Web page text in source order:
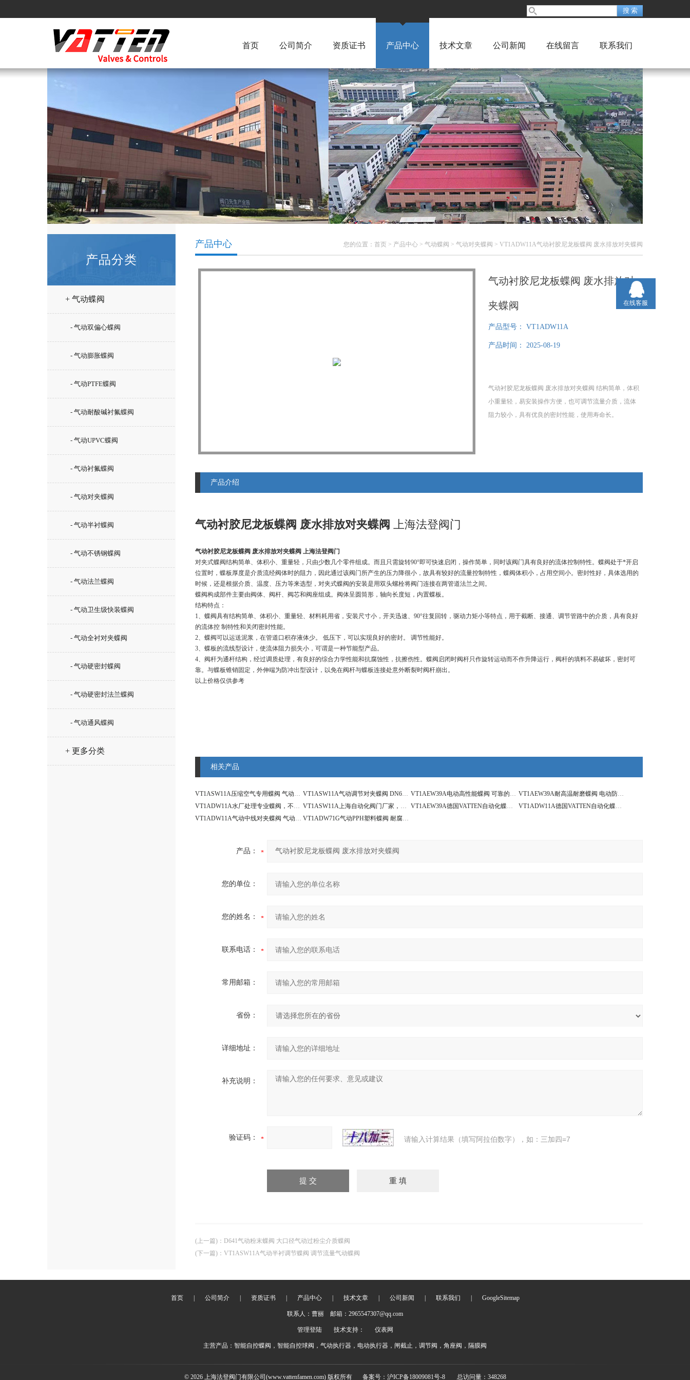
首页 公司简介 资质证书 产品中心 技术文章 公司新闻 在线留言 联系我们
产品分类
+ 气动蝶阀
- 气动双偏心蝶阀
- 气动膨胀蝶阀
- 气动PTFE蝶阀
- 气动耐酸碱衬氟蝶阀
- 气动UPVC蝶阀
- 气动衬氟蝶阀
- 气动对夹蝶阀
- 气动半衬蝶阀
- 气动不锈钢蝶阀
- 气动法兰蝶阀
- 气动卫生级快装蝶阀
- 气动全衬对夹蝶阀
- 气动硬密封蝶阀
- 气动硬密封法兰蝶阀
- 气动通风蝶阀
+ 更多分类
您的位置： 首页 > 产品中心 > 气动蝶阀 > 气动对夹蝶阀 > VT1ADW11A气动衬胶尼龙板蝶阀 废水排放对夹蝶阀
产品中心
气动衬胶尼龙板蝶阀 废水排放对
夹蝶阀
产品型号： VT1ADW11A
产品时间： 2025-08-19
气动衬胶尼龙板蝶阀 废水排放对夹蝶阀 结构简单，体积
小重量轻，易安装操作方便，也可调节流量介质，流体
阻力较小，具有优良的密封性能，使用寿命长。
产品介绍
气动衬胶尼龙板蝶阀 废水排放对夹蝶阀 上海法登阀门
气动衬胶尼龙板蝶阀 废水排放对夹蝶阀 上海法登阀门
对夹式蝶阀结构简单、体积小、重量轻，只由少数几个零件组成。而且只需旋转90°即可快速启闭，操作简单，同时该阀门具有良好的流体控制特性。蝶阀处于*开启
位置时，蝶板厚度是介质流经阀体时的阻力，因此通过该阀门所产生的压力降很小，故具有较好的流量控制特性，蝶阀体积小，占用空间小。密封性好，具体选用的
时候，还是根据介质、温度、压力等来选型，对夹式蝶阀的安装是用双头螺栓将阀门连接在两管道法兰之间。
蝶阀构成部件主要由阀体、阀杆、阀芯和阀座组成。阀体呈圆筒形，轴向长度短，内置蝶板。
结构特点：
1、蝶阀具有结构简单、体积小、重量轻、材料耗用省，安装尺寸小，开关迅速、90°往复回转，驱动力矩小等特点，用于截断、接通、调节管路中的介质，具有良好
的流体控 制特性和关闭密封性能。
2、蝶阀可以运送泥浆，在管道口积存液体少。 低压下，可以实现良好的密封。 调节性能好。
3、蝶板的流线型设计，使流体阻力损失小，可谓是一种节能型产品。
4、阀杆为通杆结构，经过调质处理，有良好的综合力学性能和抗腐蚀性，抗擦伤性。蝶阀启闭时阀杆只作旋转运动而不作升降运行，阀杆的填料不易破坏，密封可
靠。与蝶板锥销固定，外伸端为防冲出型设计，以免在阀杆与蝶板连接处意外断裂时阀杆崩出。
以上价格仅供参考
相关产品
VT1ASW11A压缩空气专用蝶阀 气动控制蝶阀 带手动操作 VT1ASW11A气动调节对夹蝶阀 DN600 控制流量蝶阀 VT1AEW39A电动高性能蝶阀 可靠的售后服务 过气体蝶阀
VT1AEW39A耐高温耐磨蝶阀 电动防爆蒸汽蝶阀
VT1ADW11A水厂处理专业蝶阀，不锈钢衬胶对夹蝶阀
VT1ASW11A上海自动化阀门厂家，气动对夹蝶阀 VT1AEW39A德国VATTEN自动化蝶阀系列 电动高性能蝶阀
VT1ADW11A德国VATTEN自动化蝶阀系列 气动LT支耳蝶阀
VT1ADW11A气动中线对夹蝶阀 气动电磁排气蝶阀
VT1ADW71G气动PPH塑料蝶阀 耐腐蚀双作用气动蝶阀
产品：
您的单位：
您的姓名：
联系电话：
常用邮箱：
省份：
详细地址：
补充说明：
验证码： 请输入计算结果（填写阿拉伯数字），如：三加四=7
(上一篇) ： D641气动粉末蝶阀 大口径气动过粉尘介质蝶阀
(下一篇) ： VT1ASW11A气动半衬调节蝶阀 调节流量气动蝶阀
首页 公司简介 资质证书 产品中心 技术文章 公司新闻 联系我们 GoogleSitemap
联系人：曹丽 邮箱：2965547307@qq.com
管理登陆 技术支持： 仪表网
主营产品：智能自控蝶阀，智能自控球阀，气动执行器，电动执行器，闸截止，调节阀，角座阀，隔膜阀
© 2026 上海法登阀门有限公司(www.vattenfamen.com) 版权所有 备案号：沪ICP备18009081号-8 总访问量：348268
在线客服